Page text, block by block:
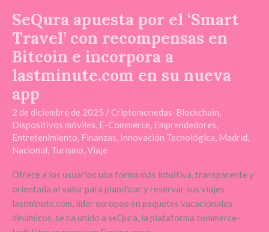
SeQura apuesta por el ‘Smart
Travel’ con recompensas en
Bitcoin e incorpora a
lastminute.com en su nueva
app
2 de diciembre de 2025 /Criptomonedas-Blockchain,
Dispositivos móviles, E-Commerce, Emprendedores,
Entretenimiento, Finanzas, Innovación Tecnológica, Madrid,
Nacional, Turismo,Viaje
Ofrece a los usuarios una forma más intuitiva, transparente y
orientada al valor para planificar y reservar sus viajes
lastminute.com, líder europeo en paquetes vacacionales
dinámicos, se ha unido a seQura, la plataforma commerce-
a
lastminute.com
en
su
nueva
app